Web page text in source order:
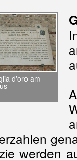
d'oro am
werden